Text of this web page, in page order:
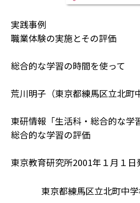
実践事例
職業体験の実施とその評価
総合的な学習の時間を使って
荒川明子（東京都練馬区立北町
東研情報「生活科・総合的な学
総合的な学習の評価
東京教育研究所2001年１月１日
東京都練馬区立北町中